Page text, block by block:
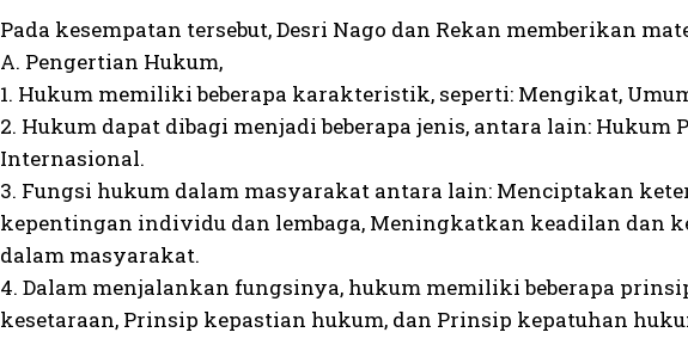
Pada kesempatan tersebut, Desri Nago dan Rekan memberikan
A. Pengertian Hukum,
1. Hukum memiliki beberapa karakteristik, seperti: Mengikat,
2. Hukum dapat dibagi menjadi beberapa jenis, antara lain: Hukum
Internasional.
3. Fungsi hukum dalam masyarakat antara lain: Menciptakan
kepentingan individu dan lembaga, Meningkatkan keadilan dan
dalam masyarakat.
4. Dalam menjalankan fungsinya, hukum memiliki beberapa
kesetaraan, Prinsip kepastian hukum, dan Prinsip kepatuhan